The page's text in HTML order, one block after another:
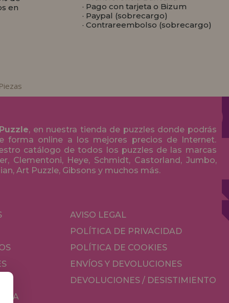
en
· Pago con tarjeta o Bizum
· Paypal (sobrecargo)
· Contrareembolso (sobrecargo)
, en nuestra tienda de puzzles donde podrás
forma online a los mejores precios de Internet.
catálogo de todos los puzzles de las marcas
Clementoni, Heye, Schmidt, Castorland, Jumbo,
Art Puzzle, Gibsons y muchos más.
AVISO LEGAL
POLÍTICA DE PRIVACIDAD
POLÍTICA DE COOKIES
ENVÍOS Y DEVOLUCIONES
DEVOLUCIONES / DESISTIMIENTO